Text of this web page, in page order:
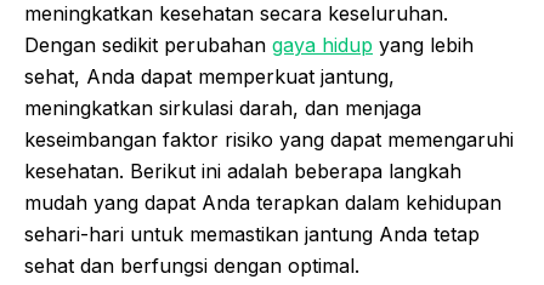
meningkatkan kesehatan secara keseluruhan.
Dengan sedikit perubahan gaya hidup yang lebih
sehat, Anda dapat memperkuat jantung,
meningkatkan sirkulasi darah, dan menjaga
keseimbangan faktor risiko yang dapat memengaruhi
kesehatan. Berikut ini adalah beberapa langkah
mudah yang dapat Anda terapkan dalam kehidupan
sehari-hari untuk memastikan jantung Anda tetap
sehat dan berfungsi dengan optimal.